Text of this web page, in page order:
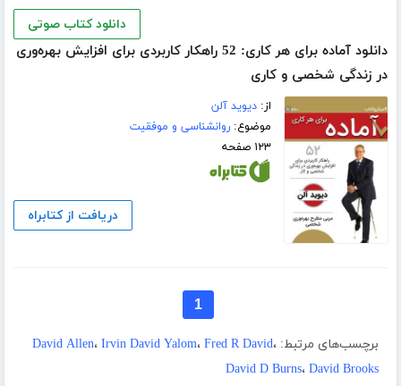
دانلود کتاب صوتی
دانلود آماده برای هر کاری: 52 راهکار کاربردی برای افزایش بهره‌وری
در زندگی شخصی و کاری
از:دیوید آلن
موضوع:روانشناسی و موفقیت
۱۲۳ صفحه
دریافت از کتابراه
1
برچسب‌های مرتبط: David Allen، Irvin David Yalom، Fred R David،
David D Burns، David Brooks